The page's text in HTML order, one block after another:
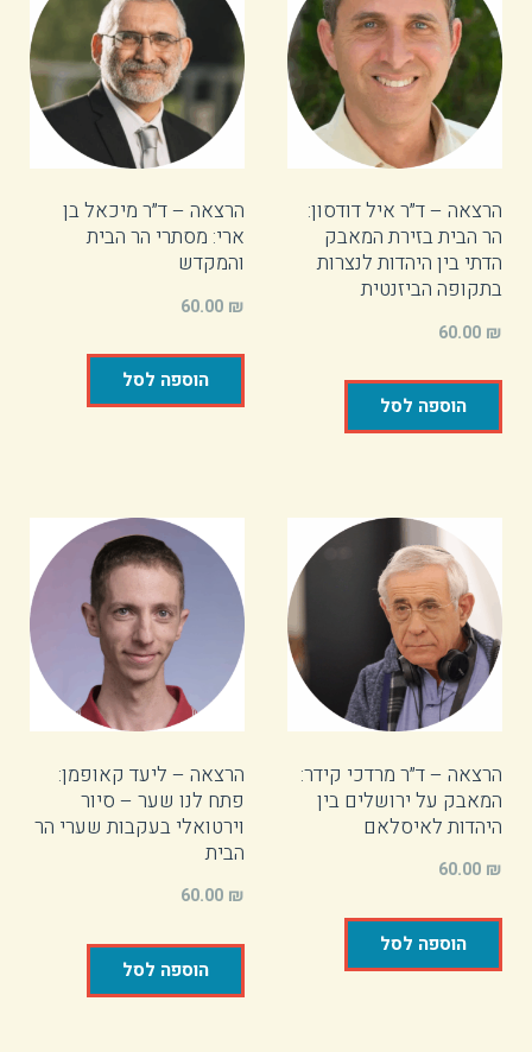
הרצאה – ד״ר איל דודסון:
הר הבית בזירת המאבק
הדתי בין היהדות לנצרות
בתקופה הביזנטית
60.00 ₪
הוספה לסל
הרצאה – ד״ר מיכאל בן
ארי: מסתרי הר הבית
והמקדש
60.00 ₪
הוספה לסל
הרצאה – ד״ר מרדכי קידר:
המאבק על ירושלים בין
היהדות לאיסלאם
60.00 ₪
הוספה לסל
הרצאה – ליעד קאופמן:
פתח לנו שער – סיור
וירטואלי בעקבות שערי הר
הבית
60.00 ₪
הוספה לסל